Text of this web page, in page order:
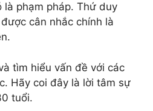
là phạm pháp. Thứ duy
cân nhắc chính là
tìm hiểu vấn đề với các
Hãy coi đây là lời tâm sự
tuổi.